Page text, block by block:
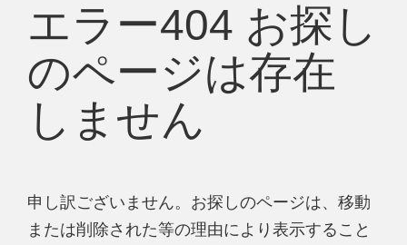
エラー404 お探し
のページは存在
しません
申し訳ございません。お探しのページは、移動
または削除された等の理由により表示すること